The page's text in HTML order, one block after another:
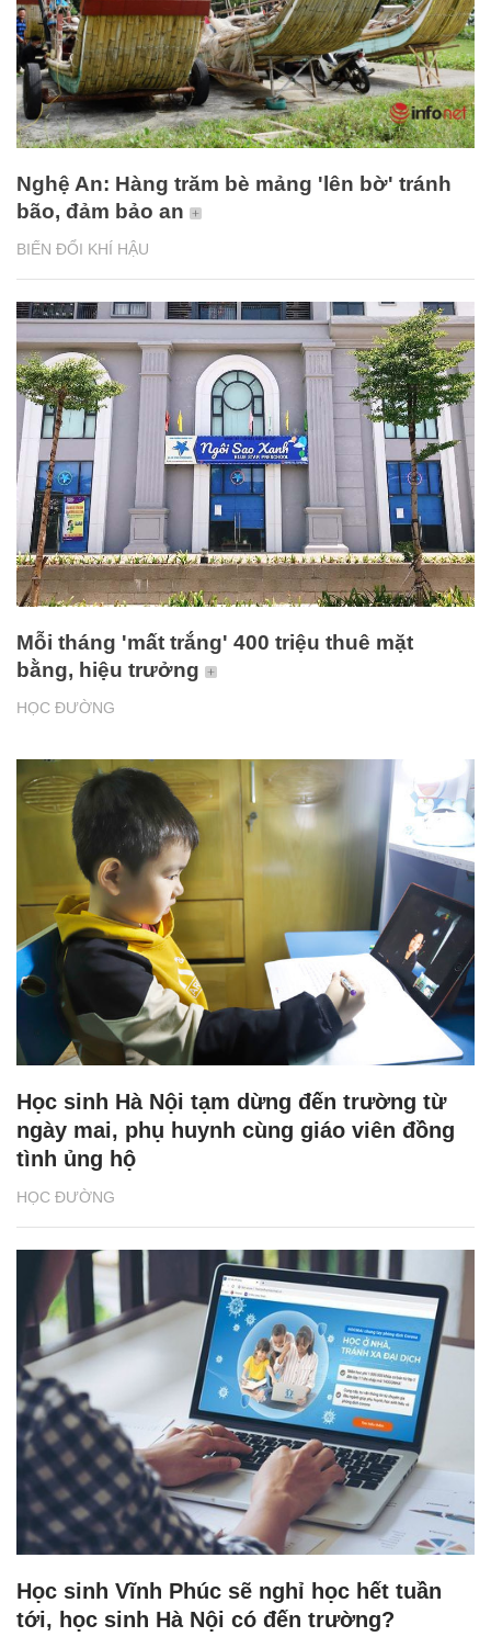
BIẾN ĐỔI KHÍ HẬU
Nghệ An: Hàng trăm bè mảng 'lên bờ' tránh
bão, đảm bảo an
HỌC ĐƯỜNG
Mỗi tháng 'mất trắng' 400 triệu thuê mặt
bằng, hiệu trưởng
HỌC ĐƯỜNG
Học sinh Hà Nội tạm dừng đến trường từ
ngày mai, phụ huynh cùng giáo viên đồng
tình ủng hộ
Học sinh Vĩnh Phúc sẽ nghỉ học hết tuần
tới, học sinh Hà Nội có đến trường?